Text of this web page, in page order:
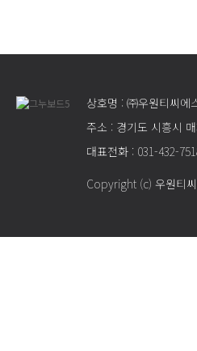
상호명 : ㈜우원티씨에
주소 : 경기도 시흥시
대표전화 : 031-432-
Copyright (c) 우원티